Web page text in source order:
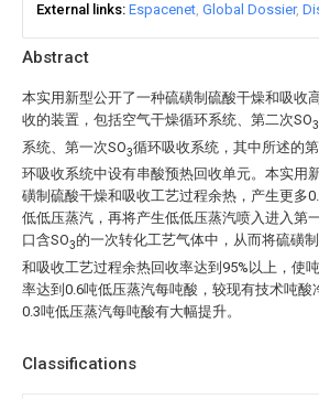
Abstract
本实用新型公开了一种硫磺制硫酸干燥和吸收
收的装置，包括空气干燥循环系统、第二次SO3
系统、第一次SO3循环吸收系统，其中所述的
环吸收系统中设有串酸预热回收单元。本实用
磺制硫酸干燥和吸收工艺过程余热，产生更多
低低压蒸汽，再将产生低低压蒸汽喷入进入第
口含SO3的一次转化工艺气体中，从而将硫磺
和吸收工艺过程余热回收率达到95%以上，使
率达到0.6吨低压蒸汽每吨酸，较现有技术吨酸
0.3吨低压蒸汽每吨酸有大幅提升。
Classifications
External links Espacenet Global Dossier